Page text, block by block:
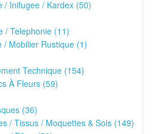
/ Inifugee / Kardex (50)
/ Telephonie (11)
/ Mobilier Rustique (1)
Technique (154)
À Fleurs (59)
(36)
/ Tissus / Moquettes & Sols (149)